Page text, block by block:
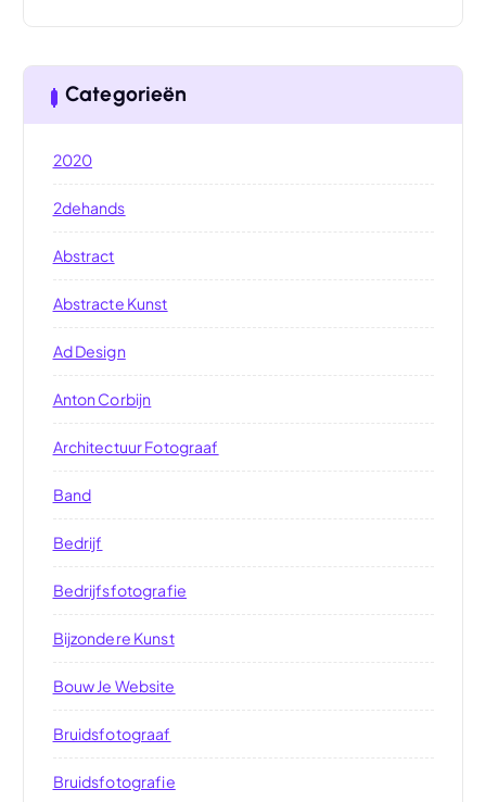
Categorieën
2020
2dehands
Abstract
Abstracte Kunst
Ad Design
Anton Corbijn
Architectuur Fotograaf
Band
Bedrijf
Bedrijfsfotografie
Bijzondere Kunst
Bouw Je Website
Bruidsfotograaf
Bruidsfotografie